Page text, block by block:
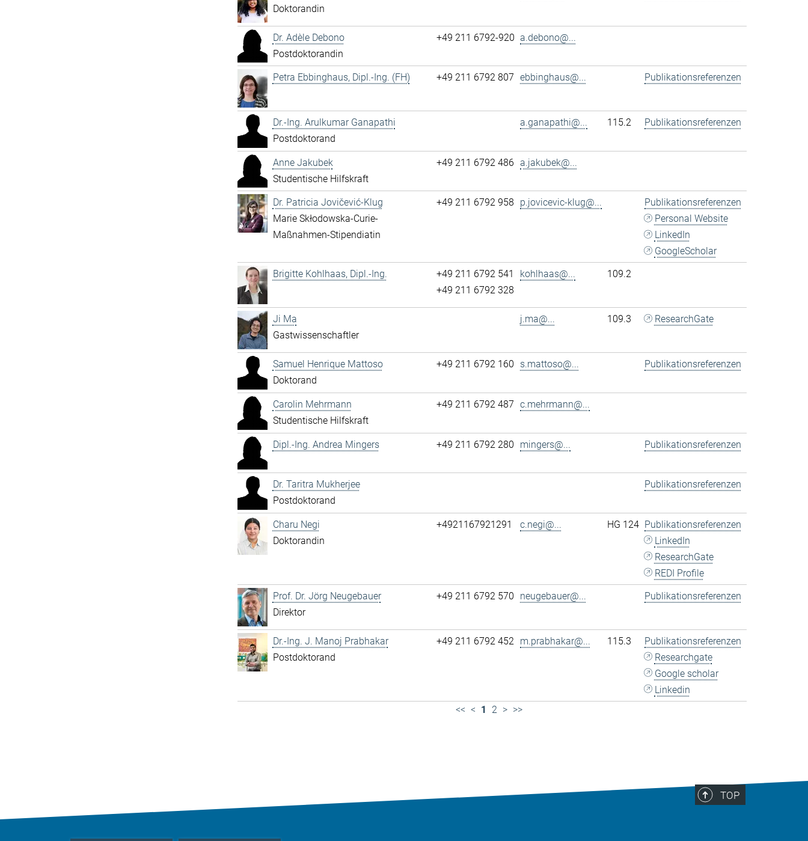
Doktorandin
Dr. Adèle Debono
Postdoktorandin
+49 211 6792-920 a.debono@...
Petra Ebbinghaus, Dipl.-Ing. (FH) +49 211 6792 807 ebbinghaus@... Publikationsreferenzen
Dr.-Ing. Arulkumar Ganapathi
Postdoktorand
a.ganapathi@... 115.2 Publikationsreferenzen
Anne Jakubek
Studentische Hilfskraft
+49 211 6792 486 a.jakubek@...
Dr. Patricia Jovičević-Klug
Marie Skłodowska-Curie-
Maßnahmen-Stipendiatin
+49 211 6792 958 p.jovicevic-klug@...
Publikationsreferenzen
Personal Website
LinkedIn
GoogleScholar
Brigitte Kohlhaas, Dipl.-Ing.
+49 211 6792 541
+49 211 6792 328
kohlhaas@... 109.2
Ji Ma
Gastwissenschaftler
j.ma@... 109.3 ResearchGate
Samuel Henrique Mattoso
Doktorand
+49 211 6792 160 s.mattoso@... Publikationsreferenzen
Carolin Mehrmann
Studentische Hilfskraft
+49 211 6792 487 c.mehrmann@...
Dipl.-Ing. Andrea Mingers +49 211 6792 280 mingers@... Publikationsreferenzen
Dr. Taritra Mukherjee
Postdoktorand
Publikationsreferenzen
Charu Negi
Doktorandin
+4921167921291 c.negi@... HG 124 Publikationsreferenzen
LinkedIn
ResearchGate
REDI Profile
Prof. Dr. Jörg Neugebauer
Direktor
+49 211 6792 570 neugebauer@... Publikationsreferenzen
Dr.-Ing. J. Manoj Prabhakar
Postdoktorand
+49 211 6792 452 m.prabhakar@... 115.3
Publikationsreferenzen
Researchgate
Google scholar
Linkedin
<< < 1 2 > >>
TOP